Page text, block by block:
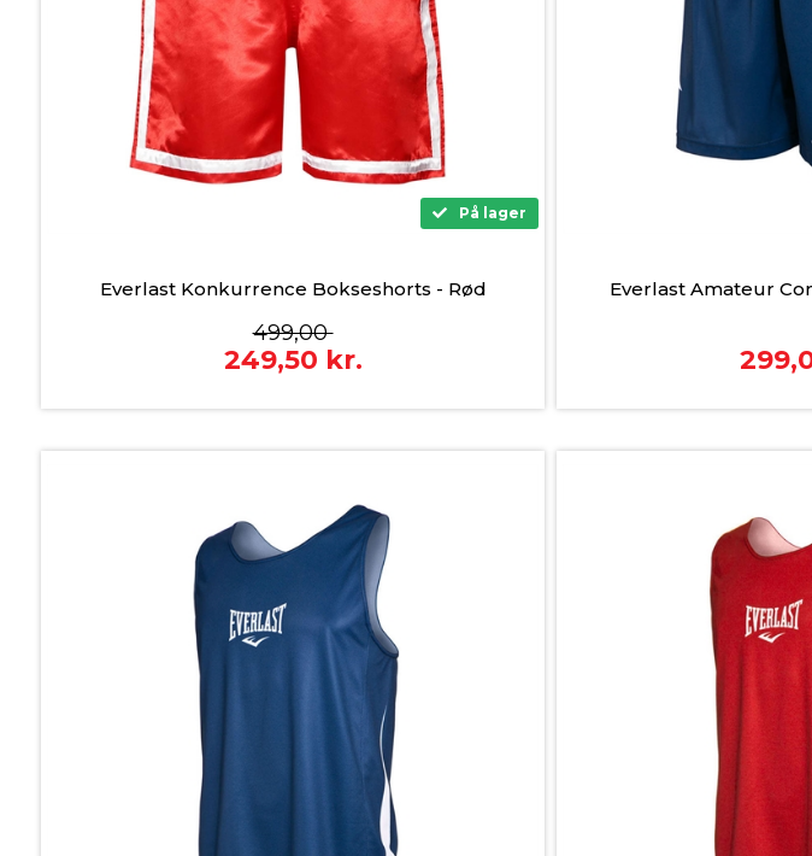
På lager
Everlast Konkurrence Bokseshorts - Rød
499,00
249,50 kr.
Everlast Amateur